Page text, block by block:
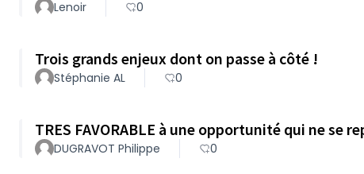
Lenoir 0
Trois grands enjeux dont on passe à côté !
Stéphanie AL 0
TRES FAVORABLE à une opportunité qui ne se
DUGRAVOT Philippe 0